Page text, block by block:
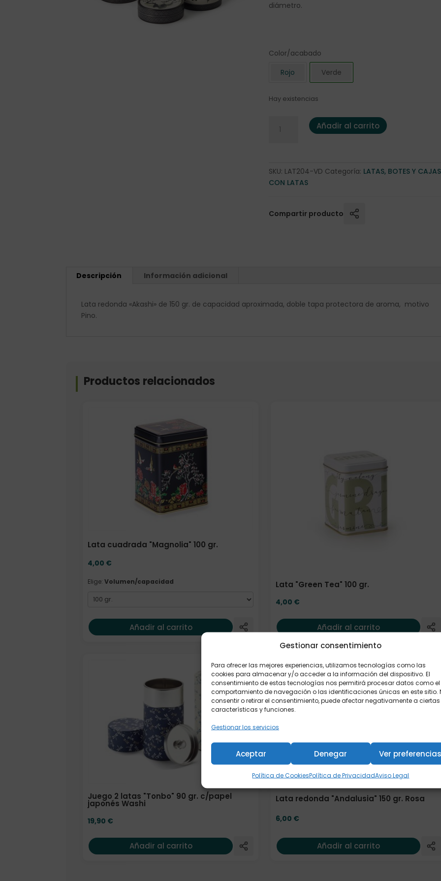
Gestionar consentimiento
Para ofrecer las mejores experiencias, utilizamos tecnologías como las
cookies para almacenar y/o acceder a la información del dispositivo. El
consentimiento de estas tecnologías nos permitirá procesar datos como el
comportamiento de navegación o las identificaciones únicas en este sitio.
consentir o retirar el consentimiento, puede afectar negativamente a ciertas
características y funciones.
Gestionar los servicios
Aceptar Denegar Ver
Política de CookiesPolítica de PrivacidadAviso Legal
diámetro.
Color/acabado
Rojo
Verde
Hay existencias
Lata redonda "Akashi" 150gr. Pino cantidad
Añadir al carrito
SKU: LAT204-VD Categoría: LATAS, BOTES Y CAJAS
CON LATAS
Compartir producto
Descripción Información adicional
Lata redonda «Akashi» de 150 gr. de capacidad aproximada, doble tapa protectora de aroma, motivo
Pino.
Productos relacionados
Lata cuadrada "Magnolia" 100 gr.
4,00 €
Elige:Volumen/capacidad
Añadir al carrito
Lata "Green Tea" 100 gr.
4,00 €
Añadir al carrito
Juego 2 latas "Tonbo" 90 gr. c/papel
japonés Washi
19,90 €
Añadir al carrito
Lata redonda "Andalusia" 150 gr. Rosa
6,00 €
Añadir al carrito